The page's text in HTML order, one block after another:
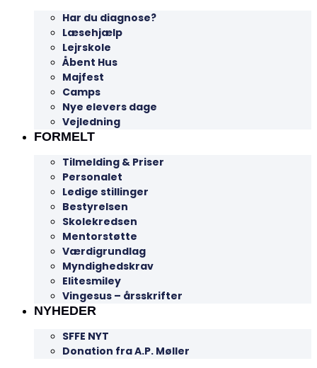
Har du diagnose?
Læsehjælp
Lejrskole
Åbent Hus
Majfest
Camps
Nye elevers dage
Vejledning
FORMELT
Tilmelding & Priser
Personalet
Ledige stillinger
Bestyrelsen
Skolekredsen
Mentorstøtte
Værdigrundlag
Myndighedskrav
Elitesmiley
Vingesus – årsskrifter
NYHEDER
SFFE NYT
Donation fra A.P. Møller